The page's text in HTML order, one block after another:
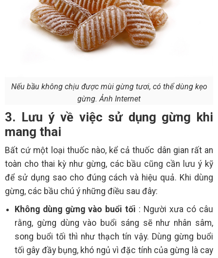
Nếu bầu không chịu được mùi gừng tươi, có thể dùng kẹo
gừng. Ảnh Internet
3. Lưu ý về việc sử dụng gừng khi
mang thai
Bất cứ một loại thuốc nào, kể cả thuốc dân gian rất an
toàn cho thai kỳ như gừng, các bầu cũng cần lưu ý kỹ
để sử dụng sao cho đúng cách và hiệu quả. Khi dùng
gừng, các bầu chú ý những điều sau đây:
Không dùng gừng vào buổi tối : Người xưa có câu
rằng, gừng dùng vào buổi sáng sẽ như nhân sâm,
song buổi tối thì như thạch tín vậy. Dùng gừng buổi
tối gây đầy bụng, khó ngủ vì đặc tính của gừng là cay